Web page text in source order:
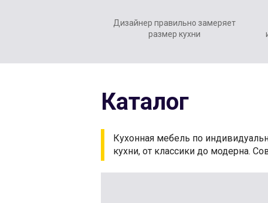
Дизайнер правильно замеряет
размер кухни
Каталог
Кухонная мебель по
кухни, от классики до модерна.